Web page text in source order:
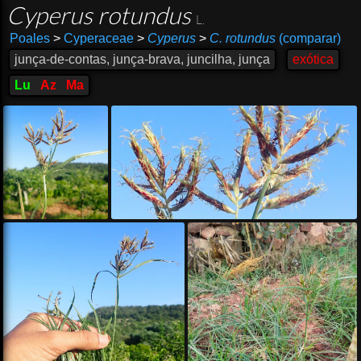
Cyperus rotundus
Poales >Cyperaceae > Cyperus > C. rotundus(comparar)
junça-de-contas, junça-brava, juncilha, junça
exótica
Lu
Az Ma